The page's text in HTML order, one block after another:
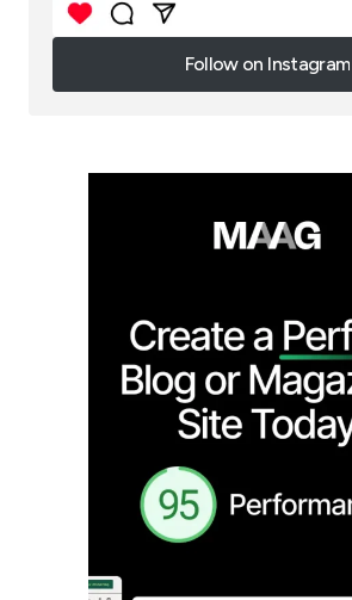
Follow on Instagram
Follow on Instagram